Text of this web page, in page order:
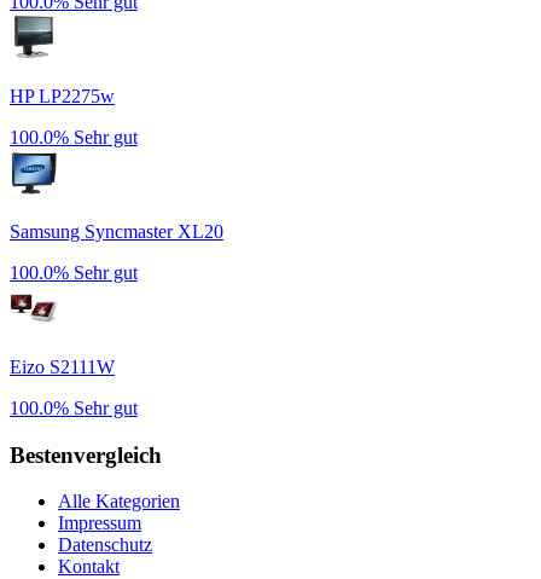
HP LP2275w
100.0% Sehr gut
Samsung Syncmaster XL20
100.0% Sehr gut
Eizo S2111W
100.0% Sehr gut
Bestenvergleich
Alle Kategorien
Impressum
Datenschutz
Kontakt